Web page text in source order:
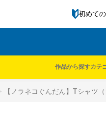
初めて
作品から探すカテ
【ノラネコぐんだん】Tシャツ